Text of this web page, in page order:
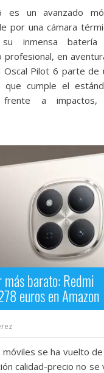
es un avanzado
por una cámara
inmensa
profesional, en
Oscal Pilot 6 parte de
cumple el
frente a
barato: Redmi
euros en Amazon
móviles se ha vuelto
calidad-precio no se